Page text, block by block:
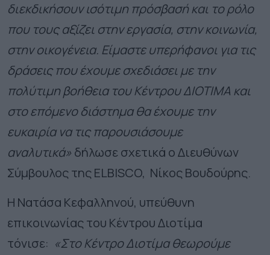
διεκδικήσουν ισότιμη πρόσβασή και το ρόλο
που τους αξίζει στην εργασία, στην κοινωνία,
στην οικογένεια. Είμαστε υπερήφανοι για τις
δράσεις που έχουμε σχεδιάσει με την
πολύτιμη βοήθεια του Κέντρου ΔΙΟΤΙΜΑ και
στο επόμενο διάστημα θα έχουμε την
ευκαιρία να τις παρουσιάσουμε
αναλυτικά» δήλωσε σχετικά ο Διευθύνων
Σύμβουλος της ELBISCO, Νίκος Βουδούρης.
Η Νατάσα Κεφαλληνού, υπεύθυνη
επικοινωνίας του Κέντρου Διοτίμα
τόνισε: «Στο Κέντρο Διοτίμα θεωρούμε